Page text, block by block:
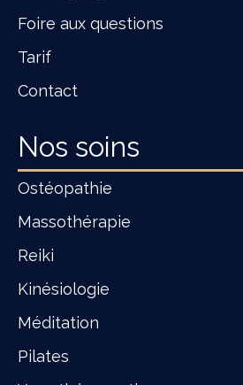
Foire aux questions
Tarif
Contact
Nos soins
Ostéopathie
Massothérapie
Reiki
Kinésiologie
Méditation
Pilates